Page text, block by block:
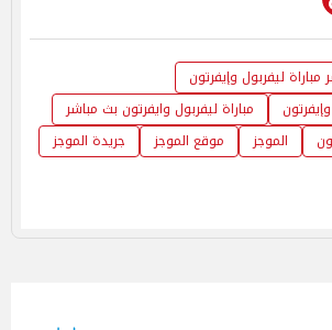
مباراة ليفربول وإيفرتون
مباراة ليفربول وايفرتون بث مباشر
الموجز موقع الموجز
جريدة الموجز